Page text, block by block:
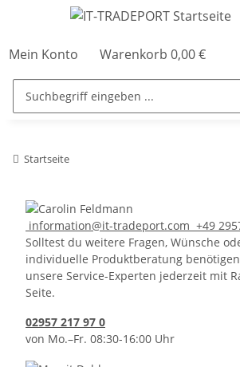
Mein Konto Warenkorb 0,00 €
Startseite
information@it-tradeport.com +49
Solltest du weitere Fragen, Wünsche
individuelle Produktberatung
unsere Service-Experten jederzeit mit
Seite.
02957 217 97 0
von Mo.–Fr. 08:30-16:00 Uhr